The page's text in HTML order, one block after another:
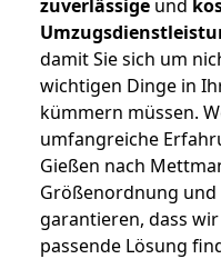
zuverlässige und
damit Sie sich um
wichtigen Dinge in
kümmern müssen.
umfangreiche
Gießen nach
Größenordnung
garantieren, dass
passende Lösung